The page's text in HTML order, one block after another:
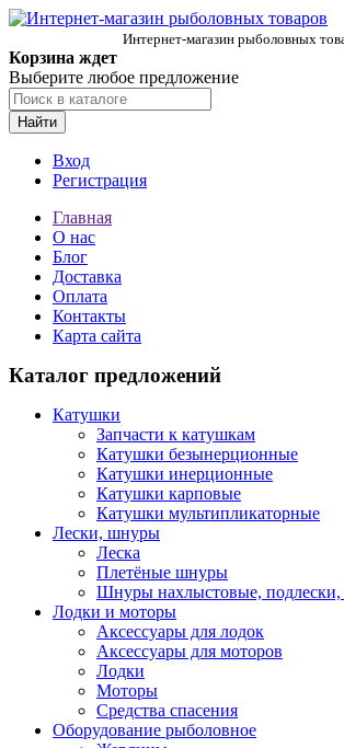
Интернет-магазин рыболовных
Корзина ждет
Выберите любое предложение
Найти
Вход
Регистрация
Главная
О нас
Блог
Доставка
Оплата
Контакты
Карта сайта
Каталог предложений
Катушки
Запчасти к катушкам
Катушки безынерционные
Катушки инерционные
Катушки карповые
Катушки мультипликаторные
Лески, шнуры
Леска
Плетёные шнуры
Шнуры нахлыстовые, подлески,
Лодки и моторы
Аксессуары для лодок
Аксессуары для моторов
Лодки
Моторы
Средства спасения
Оборудование рыболовное